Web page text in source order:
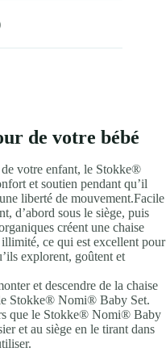
de votre bébé
votre enfant, le Stokke®
et soutien pendant qu’il
liberté de mouvement.Facile
d’abord sous le siège, puis
créent une chaise
ce qui est excellent pour
explorent, goûtent et
et descendre de la chaise
Stokke® Nomi® Baby Set.
que le Stokke® Nomi® Baby
et au siège en le tirant dans